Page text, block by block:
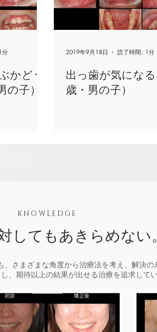
かどう
子）
分
出っ歯が気にな
歳・男の子）
2019年9月18日 読了時間: 1分
KNOWLEDGE
してもあきらめない
さまざまな角度から治療法を考え、解決の
、期待以上の結果が出せる治療を追求して